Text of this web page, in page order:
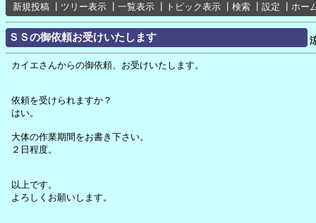
新規投稿 ツリー表示 一覧表示 トピック表示 検索 設定 ホー
ＳＳの御依頼お受けいたします
カイエさんからの御依頼、お受けいたします。
依頼を受けられますか？
はい。
大体の作業期間をお書き下さい。
２日程度。
以上です。
よろしくお願いします。